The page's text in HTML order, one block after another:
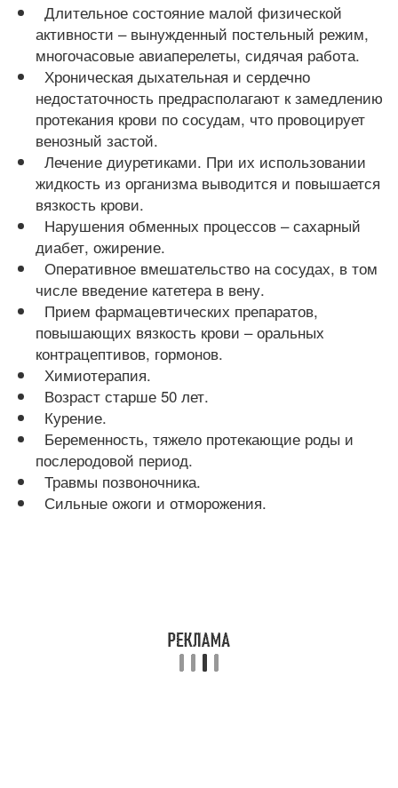
Длительное состояние малой физической
активности – вынужденный постельный режим,
многочасовые авиаперелеты, сидячая работа.
Хроническая дыхательная и сердечно
недостаточность предрасполагают к замедлению
протекания крови по сосудам, что провоцирует
венозный застой.
Лечение диуретиками. При их использовании
жидкость из организма выводится и повышается
вязкость крови.
Нарушения обменных процессов – сахарный
диабет, ожирение.
Оперативное вмешательство на сосудах, в том
числе введение катетера в вену.
Прием фармацевтических препаратов,
повышающих вязкость крови – оральных
контрацептивов, гормонов.
Химиотерапия.
Возраст старше 50 лет.
Курение.
Беременность, тяжело протекающие роды и
послеродовой период.
Травмы позвоночника.
Сильные ожоги и отморожения.